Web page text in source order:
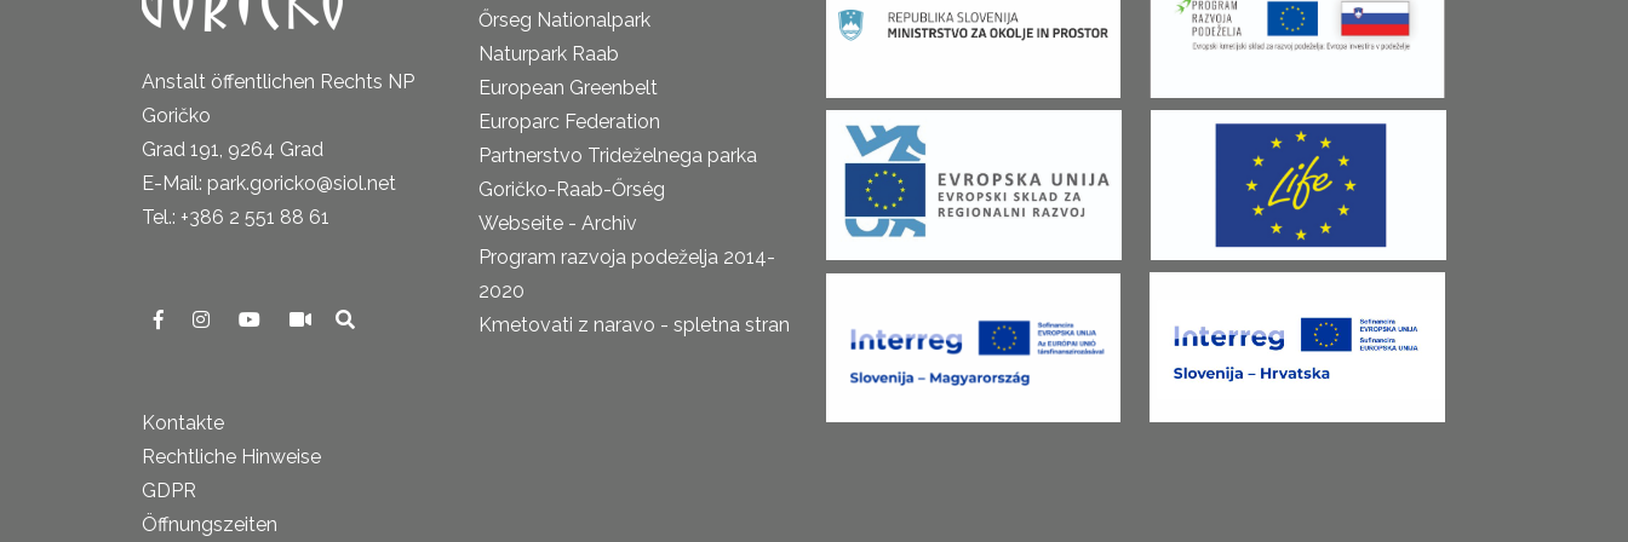
Anstalt öffentlichen Rechts NP
Goričko
Grad 191, 9264 Grad
E-Mail: park.goricko@siol.net
Tel.: +386 2 551 88 61
Kontakte
Rechtliche Hinweise
GDPR
Öffnungszeiten
Őrseg Nationalpark
Naturpark Raab
European Greenbelt
Europarc Federation
Partnerstvo Trideželnega parka
Goričko-Raab-Őrség
Webseite - Archiv
Program razvoja podeželja 2014-
2020
Kmetovati z naravo - spletna stran